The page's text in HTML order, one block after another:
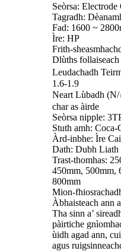
Seòrsa:
Tagradh:
Fad: 1600 ~
Ìre: HP
Frith-
Dlùths
Leudachadh
1.6-1.9
Neart Lùbadh
char as àirde
Seòrsa nipple:
Stuth amh: Coca-
Àrd-inbhe: Ìre
Dath: Dubh Liath
Trast-thomhas:
450mm, 500mm,
800mm
Mion-
Àbhaisteach ann
Tha sinn a’
pàirtiche
ùidh agad ann,
agus